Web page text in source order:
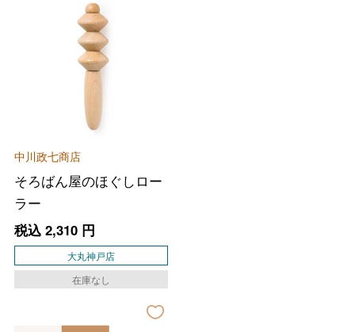
中川政七商店
そろばん屋のほぐしロー
ラー
税込 2,310円
大丸神戸店
在庫なし
ビューティー
ホーム＆インテリア
大丸・松坂屋のギフト
結婚内祝い
バレンタインチョコレート
父の日